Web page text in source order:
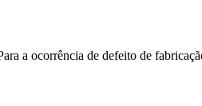
a ocorrência de defeito de